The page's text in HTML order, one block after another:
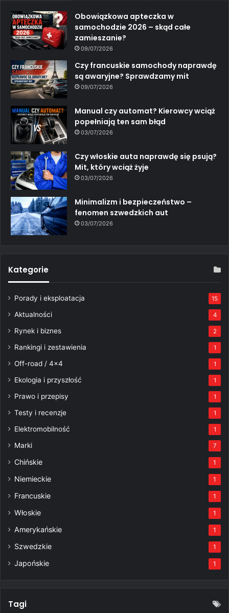
Obowiązkowa apteczka w
samochodzie 2026 – skąd całe
zamieszanie?
09/07/2026
Czy francuskie samochody naprawdę
są awaryjne? Sprawdzamy mit
09/07/2026
Manual czy automat? Kierowcy wciąż
popełniają ten sam błąd
03/07/2026
Czy włoskie auta naprawdę się psują?
Mit, który wciąż żyje
03/07/2026
Minimalizm i bezpieczeństwo –
fenomen szwedzkich aut
03/07/2026
Kategorie
Porady i eksploatacja 15
Aktualności 4
Rynek i biznes 2
Rankingi i zestawienia 1
Off-road / 4×4 1
Ekologia i przyszłość 1
Prawo i przepisy 1
Testy i recenzje 1
Elektromobilność 1
Marki 7
Chińskie 1
Niemieckie 1
Francuskie 1
Włoskie 1
Amerykańskie 1
Szwedzkie 1
Japońskie 1
Tagi